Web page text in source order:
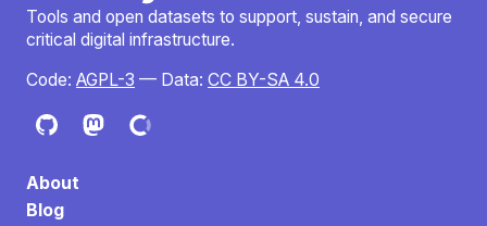
Tools and open datasets to support, sustain, and secure
critical digital infrastructure.
Code: AGPL-3 — Data: CC BY-SA 4.0
About
Blog